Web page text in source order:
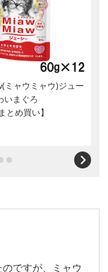
ミャウミャウ)ジュー
いまぐろ
とめ買い】
ですが、ミャウ